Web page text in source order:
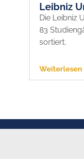
Leibniz
Die Leibniz
83
sortiert.
Weiterlesen